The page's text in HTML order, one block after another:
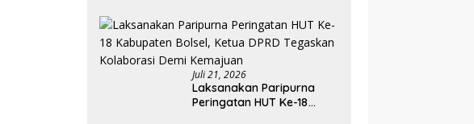
Resmi Dilantik
Juli 21, 2026
Laksanakan Paripurna
Peringatan HUT Ke-18